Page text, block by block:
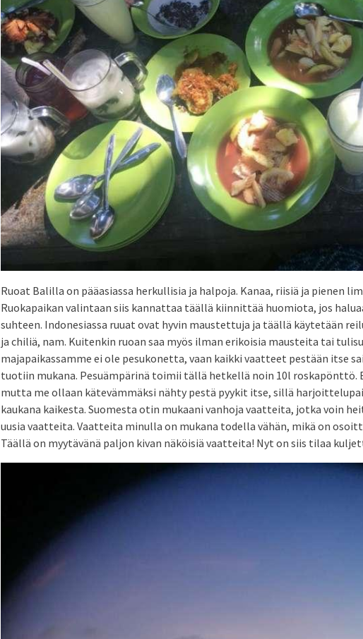
Ruoat Balilla on pääasiassa herkullisia ja halpoja. Kanaa, riisiä ja pienen
Ruokapaikan valintaan siis kannattaa täällä kiinnittää huomiota, jos
suhteen. Indonesiassa ruuat ovat hyvin maustettuja ja täällä käytetään
ja chiliä, nam. Kuitenkin ruoan saa myös ilman erikoisia mausteita tai
majapaikassamme ei ole pesukonetta, vaan kaikki vaatteet pestään itse
tuotiin mukana. Pesuämpärinä toimii tällä hetkellä noin 10l roskapönttö.
mutta me ollaan kätevämmäksi nähty pestä pyykit itse, sillä
kaukana kaikesta. Suomesta otin mukaani vanhoja vaatteita, jotka voin
uusia vaatteita. Vaatteita minulla on mukana todella vähän, mikä on
Täällä on myytävänä paljon kivan näköisiä vaatteita! Nyt on siis tilaa